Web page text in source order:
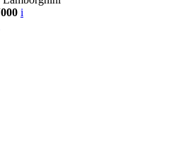
i